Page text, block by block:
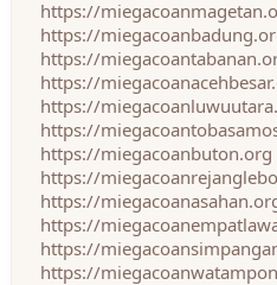
https://
https://
https://
https://
https://
https://
https://miegacoanbuton.org
https://
https://
https://
https://
https://